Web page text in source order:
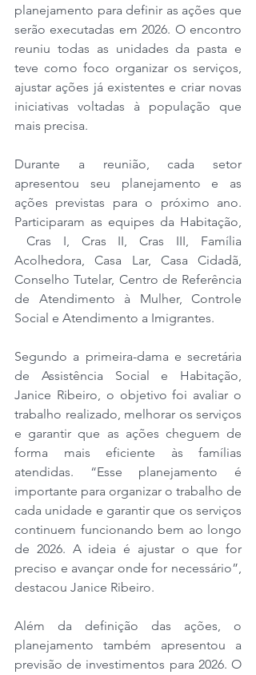
planejamento para definir as ações que
serão executadas em 2026. O encontro
reuniu todas as unidades da pasta e
teve como foco organizar os serviços,
ajustar ações já existentes e criar novas
iniciativas voltadas à população que
mais precisa.
Durante a reunião, cada setor
apresentou seu planejamento e as
ações previstas para o próximo ano.
Participaram as equipes da Habitação,
Cras I, Cras II, Cras III, Família
Acolhedora, Casa Lar, Casa Cidadã,
Conselho Tutelar, Centro de Referência
de Atendimento à Mulher, Controle
Social e Atendimento a Imigrantes.
Segundo a primeira-dama e secretária
de Assistência Social e Habitação,
Janice Ribeiro, o objetivo foi avaliar o
trabalho realizado, melhorar os serviços
e garantir que as ações cheguem de
forma mais eficiente às famílias
atendidas. “Esse planejamento é
importante para organizar o trabalho de
cada unidade e garantir que os serviços
continuem funcionando bem ao longo
de 2026. A ideia é ajustar o que for
preciso e avançar onde for necessário”,
destacou Janice Ribeiro.
Além da definição das ações, o
planejamento também apresentou a
previsão de investimentos para 2026. O